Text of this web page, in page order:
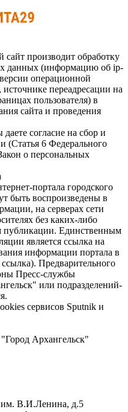
производит обработку
данных (информацию об ip-
операционной
переадресации на
пользователя) в
сайта и проведения
согласие на сбор и
(Статья 6 Федерального
о персональных
портала городского
быть воспроизведены в
на серверах сети
без каких-либо
публикации. Единственным
является ссылка на
информации портала в
Предварительного
Пресс-службы
или подразделений-
сервисов Sputnik и
Архангельск"
им. В.И.Ленина, д.5